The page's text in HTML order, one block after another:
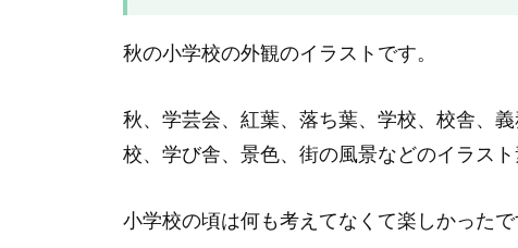
秋の小学校の外観のイラストです。
秋、学芸会、紅葉、落ち葉、学校、校舎、
校、学び舎、景色、街の風景などのイラス
小学校の頃は何も考えてなくて楽しかった